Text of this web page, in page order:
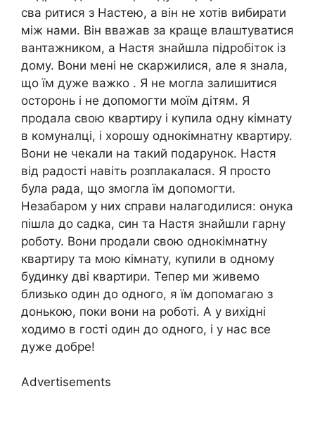
сва ритися з Настею, а він не хотів вибирати
між нами. Він вважав за краще влаштуватися
вантажником, а Настя знайшла підробіток із
дому. Вони мені не скаржилися, але я знала,
що їм дуже важко . Я не могла залишитися
осторонь і не допомогти моїм дітям. Я
продала свою квартиру і купила одну кімнату
в комуналці, і хорошу однокімнатну квартиру.
Вони не чекали на такий подарунок. Настя
від радості навіть розплакалася. Я просто
була рада, що змогла їм допомогти.
Незабаром у них справи налагодилися: онука
пішла до садка, син та Настя знайшли гарну
роботу. Вони продали свою однокімнатну
квартиру та мою кімнату, купили в одному
будинку дві квартири. Тепер ми живемо
близько один до одного, я їм допомагаю з
донькою, поки вони на роботі. А у вихідні
ходимо в гості один до одного, і у нас все
дуже добре!
Advertisements